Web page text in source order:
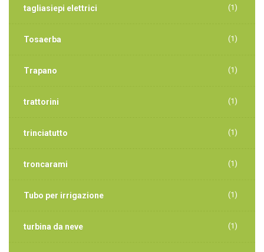
tagliasiepi elettrici (1)
Tosaerba (1)
Trapano (1)
trattorini (1)
trinciatutto (1)
troncarami (1)
Tubo per irrigazione (1)
turbina da neve (1)